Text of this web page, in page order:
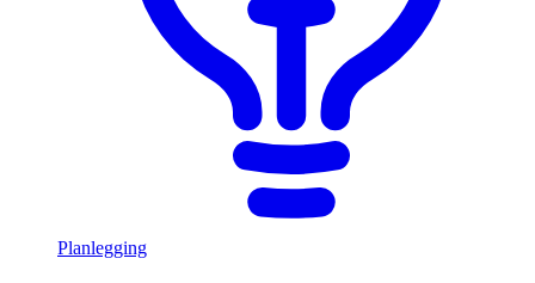
Planlegging